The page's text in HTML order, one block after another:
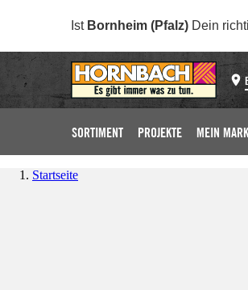
Ist Bornheim (Pfalz) Dein
SORTIMENT PROJEKTE MEIN
Startseite